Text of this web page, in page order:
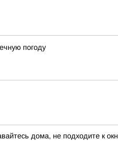
погоду
дома, не подходите к